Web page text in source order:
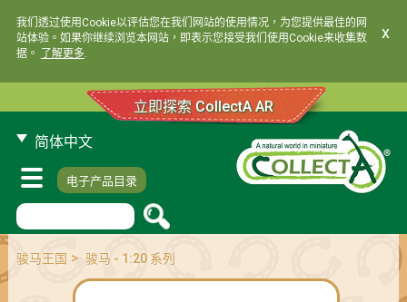
我们透过使用Cookie以评估您在我们网站的使用情况，为您提供最佳的网
站体验。如果你继续浏览本网站，即表示您接受我们使用Cookie来收集数
据。
了解更多.
x
立即探索 CollectA AR
简体中文
电子产品目录
骏马王国 > 骏马 - 1:20 系列